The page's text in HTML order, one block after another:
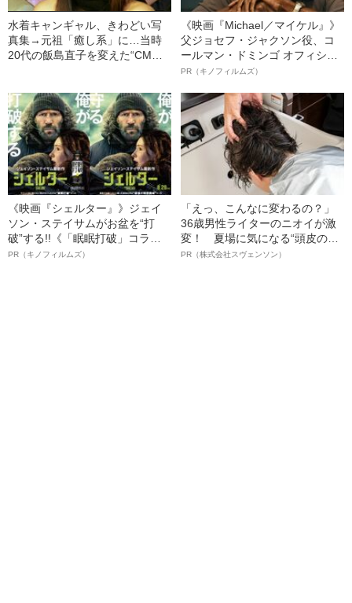
水着キャンギャル、きわどい写
真集→元祖「癒し系」に…当時
20代の飯島直子を変えた“CMの
《映画『Michael／マイケル』》
父ジョセフ・ジャクソン役、コ
ールマン・ドミンゴ オフィシャ
ルインタビュー“観客を魅了した
語る”《日本興収70億円突破》
PR（キノフィルムズ）
《映画『シェルター』》ジェイ
ソン・ステイサムがお盆を“打
破”する!!《「眠眠打破」コラ
ボ》
PR（キノフィルムズ）
「えっ、こんなに変わるの？」
36歳男性ライターのニオイが激
変！ 夏場に気になる“頭皮のニ
オイ”や“ベタつき”を解消す
PR（株式会社スヴェンソン）